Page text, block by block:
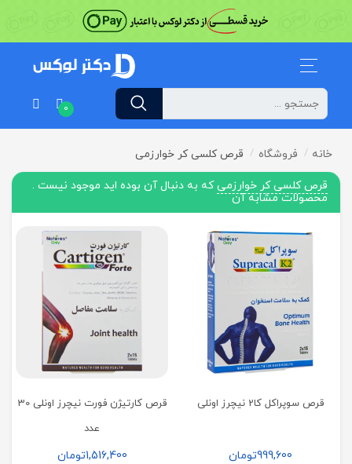
0
خانه فروشگاه قرص کلسی کر خوارزمی
قرص کلسی کر خوارزمیکه به دنبال آن بوده اید موجود نیست .
محصولات مشابه آن
قرص سوپراکل کا2 نیچرز اونلی
999,600تومان
قرص کارتیژن فورت نیچرز اونلی 30
عدد
1,516,400تومان